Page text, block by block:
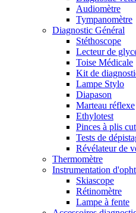
Audiomètre
Tympanomètre
Diagnostic Général
Stéthoscope
Lecteur de
Toise Médicale
Kit de
Lampe Stylo
Diapason
Marteau réflexe
Ethylotest
Pinces à plis
Tests de
Révélateur de
Thermomètre
Instrumentation
Skiascope
Rétinomètre
Lampe à fente